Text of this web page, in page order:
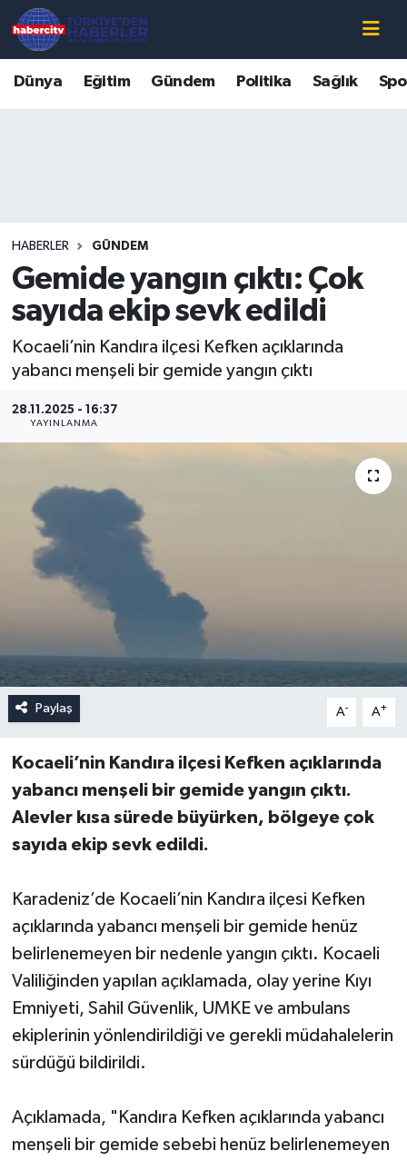
Dünya Eğitim Gündem Politika Sağlık
HABERLER GÜNDEM
Gemide yangın çıktı: Çok
sayıda ekip sevk edildi
Kocaeli’nin Kandıra ilçesi Kefken açıklarında
yabancı menşeli bir gemide yangın çıktı
28.11.2025 - 16:37
YAYINLANMA
Paylaş A- A+
Kocaeli’nin Kandıra ilçesi Kefken açıklarında
yabancı menşeli bir gemide yangın çıktı.
Alevler kısa sürede büyürken, bölgeye çok
sayıda ekip sevk edildi.
Karadeniz’de Kocaeli’nin Kandıra ilçesi Kefken
açıklarında yabancı menşeli bir gemide henüz
belirlenemeyen bir nedenle yangın çıktı. Kocaeli
Valiliğinden yapılan açıklamada, olay yerine Kıyı
Emniyeti, Sahil Güvenlik, UMKE ve ambulans
ekiplerinin yönlendirildiği ve gerekli müdahalelerin
sürdüğü bildirildi.
Açıklamada, "Kandıra Kefken açıklarında yabancı
menşeli bir gemide sebebi henüz belirlenemeyen
Süper Lig Puan Durumu ve Fikstür
Tüm Manşetler
Son Dakika Haberleri